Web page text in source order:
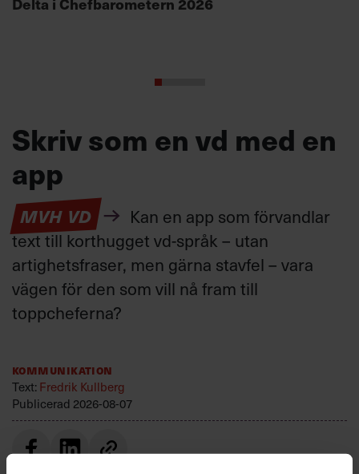
Skriv som en vd med en
app
MVH VD
Kan en app som förvandlar
text till korthugget vd-språk – utan
artighetsfraser, men gärna stavfel – vara
vägen för den som vill nå fram till
toppcheferna?
Kommunikation
Text:Fredrik Kullberg
Publicerad 2026-08-07